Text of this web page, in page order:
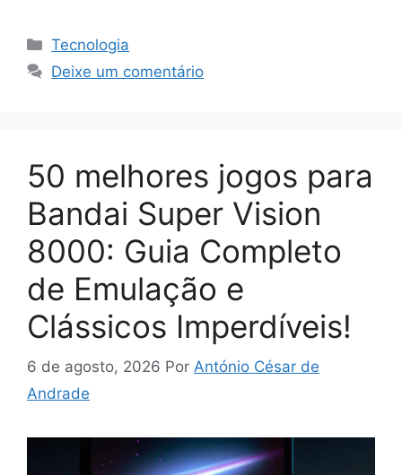
Categorias
Tecnologia
Deixe um comentário
50 melhores jogos para
Bandai Super Vision
8000: Guia Completo
de Emulação e
Clássicos Imperdíveis!
6 de agosto, 2026 Por António César de
Andrade